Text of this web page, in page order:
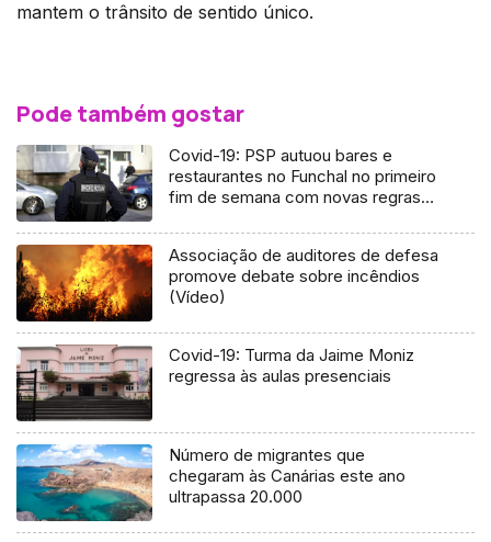
mantem o trânsito de sentido único.
Pode também gostar
Covid-19: PSP autuou bares e
restaurantes no Funchal no primeiro
fim de semana com novas regras
Associação de auditores de defesa
promove debate sobre incêndios
(Vídeo)
Covid-19: Turma da Jaime Moniz
regressa às aulas presenciais
Número de migrantes que
chegaram às Canárias este ano
ultrapassa 20.000